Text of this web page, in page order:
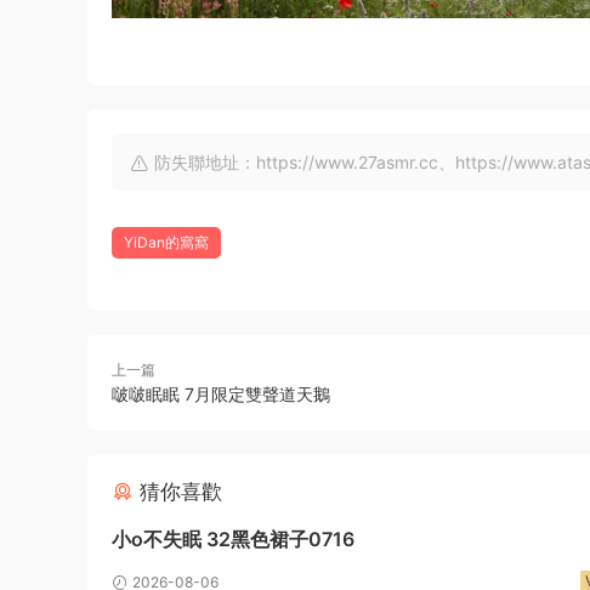
防失聯地址：https://www.27asmr.cc、https://
YiDan的窩窩
上一篇
啵啵眠眠 7月限定雙聲道天鵝
猜你喜歡
小o不失眠 32黑色裙子0716
2026-08-06